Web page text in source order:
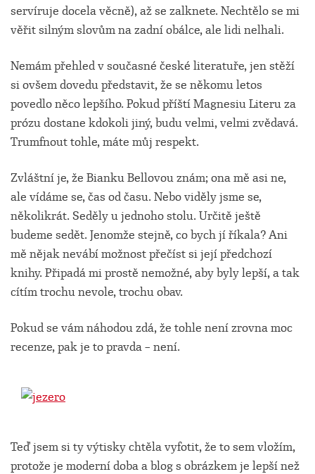
servíruje docela věcně), až se zalknete. Nechtělo se mi
věřit silným slovům na zadní obálce, ale lidi nelhali.
Nemám přehled v současné české literatuře, jen stěží
si ovšem dovedu představit, že se někomu letos
povedlo něco lepšího. Pokud příští Magnesiu Literu za
prózu dostane kdokoli jiný, budu velmi, velmi zvědavá.
Trumfnout tohle, máte můj respekt.
Zvláštní je, že Bianku Bellovou znám; ona mě asi ne,
ale vídáme se, čas od času. Nebo viděly jsme se,
několikrát. Seděly u jednoho stolu. Určitě ještě
budeme sedět. Jenomže stejně, co bych jí říkala? Ani
mě nějak nevábí možnost přečíst si její předchozí
knihy. Připadá mi prostě nemožné, aby byly lepší, a tak
cítím trochu nevole, trochu obav.
Pokud se vám náhodou zdá, že tohle není zrovna moc
recenze, pak je to pravda – není.
Teď jsem si ty výtisky chtěla vyfotit, že to sem vložím,
protože je moderní doba a blog s obrázkem je lepší než